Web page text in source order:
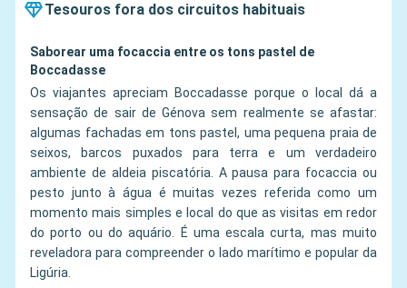
Tesouros fora dos circuitos habituais
Saborear uma focaccia entre os tons pastel de
Boccadasse
Os viajantes apreciam Boccadasse porque o local dá a
sensação de sair de Génova sem realmente se afastar:
algumas fachadas em tons pastel, uma pequena praia de
seixos, barcos puxados para terra e um verdadeiro
ambiente de aldeia piscatória. A pausa para focaccia ou
pesto junto à água é muitas vezes referida como um
momento mais simples e local do que as visitas em redor
do porto ou do aquário. É uma escala curta, mas muito
reveladora para compreender o lado marítimo e popular da
Ligúria.